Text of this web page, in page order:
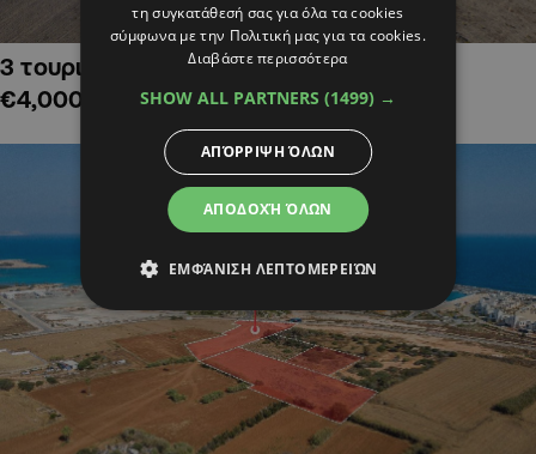
3 τουριστικά χωράφια στην Αλαμινό,
€4,000,000
τη συγκατάθεσή σας για όλα τα cookies
σύμφωνα με την Πολιτική μας για τα cookies.
Διαβάστε περισσότερα
SHOW ALL PARTNERS (1499) →
ΑΠΟΔΟΧΉ ΌΛΩΝ
ΑΠΌΡΡΙΨΗ ΌΛΩΝ
ΕΜΦΆΝΙΣΗ ΛΕΠΤΟΜΕΡΕΙΏΝ